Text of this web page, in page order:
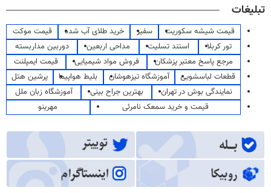
تبلیغات
قیمت شیشه سکوریت سفیر خرید طلای آب شده
قیمت موکت
تور کربلا
استند تسلیت مداحی اربعین
دوربین مداربسته
مرجع پاسخ معتبر پزشکان
فروش مواد شیمیایی
قیمت ایمپلنت
قطعات لباسشویی
آموزشگاه تیزهوشان بلیط هواپیما
پرشین هتل
نمایندگی بوش در تهران
بهترین جراح بینی
آموزشگاه زبان ملل
قیمت و خرید سمعک نامرئی
مهرینو